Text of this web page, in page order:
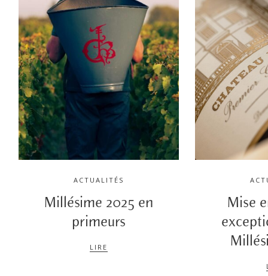
ACTUALITÉS
Millésime 2025 en
primeurs
LIRE
Mise